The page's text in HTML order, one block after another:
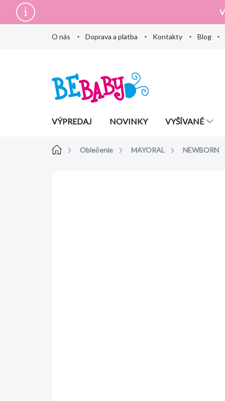
obsah
O nás Doprava a platba Kontakty Blog
VÝPREDAJ NOVINKY VYŠÍVANÉ
DomovOblečenie MAYORAL NEWBORN